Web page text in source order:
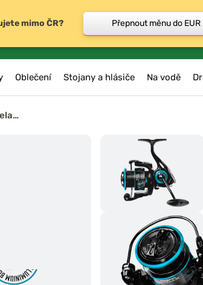
Oblečení Stojany a hlásiče Na vodě
mimo ČR? Přepnout měnu do EUR